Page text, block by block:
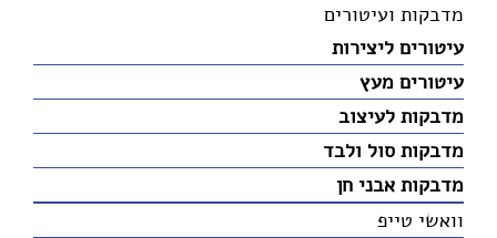
מדבקות ועיטורים
עיטורים ליצירות
עיטורים מעץ
מדבקות לעיצוב
מדבקות סול ולבד
מדבקות אבני חן
וואשי טייפ